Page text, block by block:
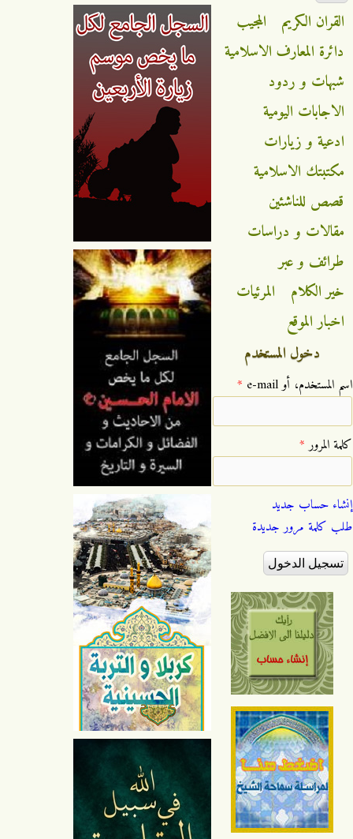
القران الكريم
المجيب
دائرة المعارف الاسلامية
شبهات و ردود
الاجابات اليومية
ادعية و زيارات
مكتبتك الاسلامية
قصص للناشئين
مقالات و دراسات
طرائف و عبر
خير الكلام
المرئيات
اخبار الموقع
دخول المستخدم
‏اسم المستخدم، أو e-mail ‏ *
‏كلمة المرور ‏*
إنشاء حساب جديد
طلب كلمة مرور جديدة